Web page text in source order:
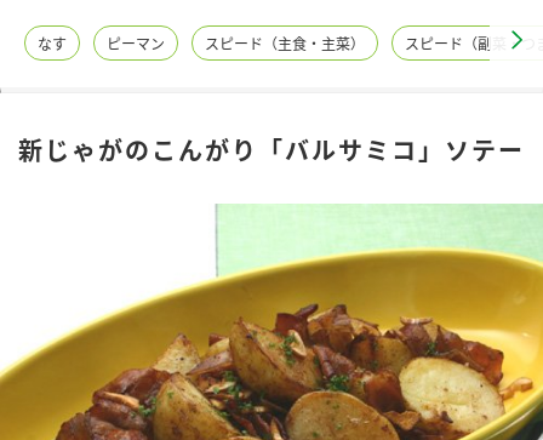
レシピ名特集
商品情報
酢 調味酢
お酢ドリンク ぽん酢
キャンペーン情報
ブランド・スペシャルサイト
なす ピーマン スピード（主食・主菜） スピード（副菜・つ
新じゃがのこんがり「バルサミコ」ソテー